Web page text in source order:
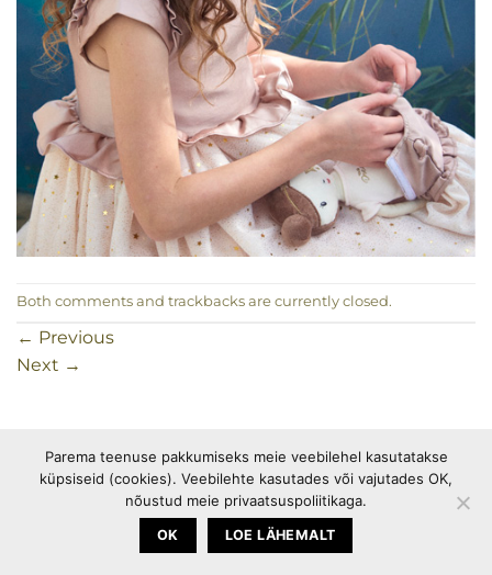
Both comments and trackbacks are currently closed.
← Previous
Next →
PEOTARBED OSTUINFO
PRIVAATSUSPOLIITIKA
KÜPSISEPOLIITIKA
Copyright 2026 ©Happymania
Parema teenuse pakkumiseks meie veebilehel kasutatakse
küpsiseid (cookies). Veebilehte kasutades või vajutades OK,
nõustud meie privaatsuspoliitikaga.
OK LOE LÄHEMALT